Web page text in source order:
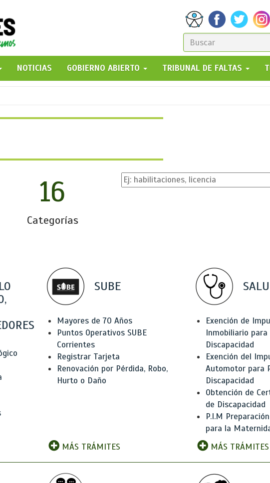
DE
BÚSQUEDA
GO!
NOTICIAS GOBIERNO ABIERTO TRIBUNAL DE FALTAS
16
Categorías
SUBE
Mayores de 70 Años
Puntos Operativos SUBE
Corrientes
Registrar Tarjeta
Renovación por Pérdida, Robo,
Hurto o Daño
MÁS TRÁMITES
Exención de
Inmobiliario para
Discapacidad
Exención del
Automotor para
Discapacidad
Obtención de
de Discapacidad
P.I.M
para la
MÁS TRÁMITES